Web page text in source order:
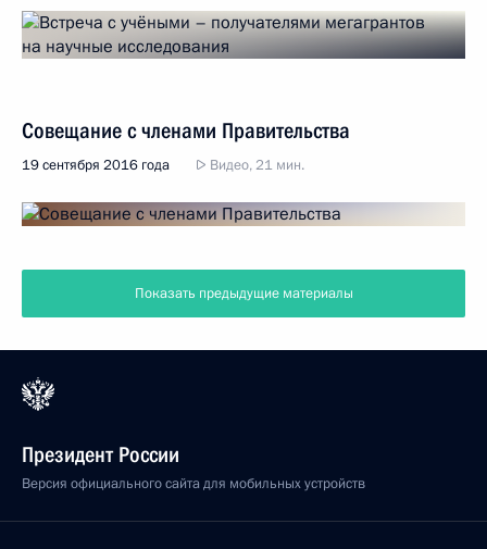
Совещание с членами Правительства
19 сентября 2016 года Видео, 21 мин.
Показать предыдущие материалы
Президент России
Версия официального сайта для мобильных устройств